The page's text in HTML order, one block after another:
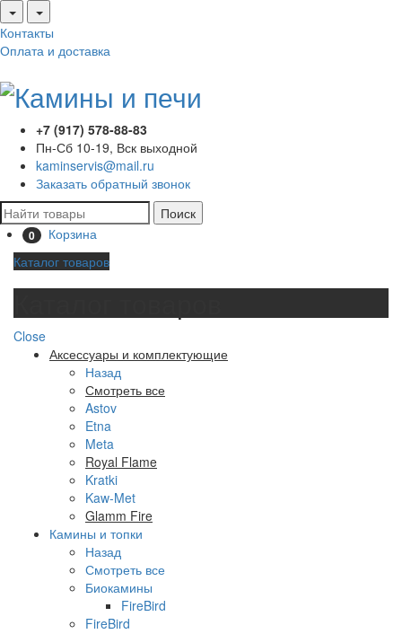
Контакты
Оплата и доставка
+7 (917) 578-88-83
Пн-Сб 10-19, Вск выходной
kaminservis@mail.ru
Заказать обратный звонок
Поиск
0
Корзина
Каталог товаров
Close
Аксессуары и комплектующие
Назад
Смотреть все
Astov
Etna
Meta
Royal Flame
Kratki
Kaw-Met
Glamm Fire
Камины и топки
Назад
Смотреть все
Биокамины
FireBird
FireBird